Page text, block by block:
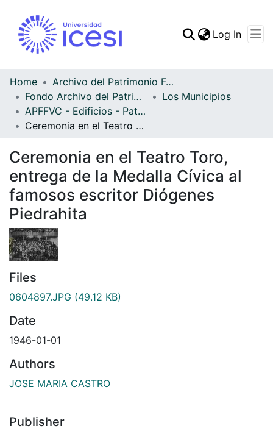
Statistics
Log In
Home
Archivo del Patrimonio Fotográfico y Fílmico del Valle del Cauca
Fondo Archivo del Patrimonio Fotográfico y Fílmico del Valle del Cauca
Los Municipios
APFFVC - Edificios - Patrimonial
Ceremonia en el Teatro Toro, entrega de la Medalla Cívica al famosos escritor Diógenes Piedrahita
Ceremonia en el Teatro Toro,
entrega de la Medalla Cívica al
famosos escritor Diógenes
Piedrahita
Files
0604897.JPG (49.12 KB)
Date
1946-01-01
Authors
JOSE MARIA CASTRO
Publisher